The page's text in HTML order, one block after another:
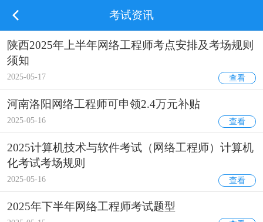
考试资讯
陕西2025年上半年网络工程师考点安排及考场规则
须知
2025-05-17 查看
河南洛阳网络工程师可申领2.4万元补贴
2025-05-16 查看
2025计算机技术与软件考试（网络工程师）计算机
化考试考场规则
2025-05-16 查看
2025年下半年网络工程师考试题型